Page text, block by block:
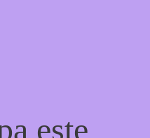
este